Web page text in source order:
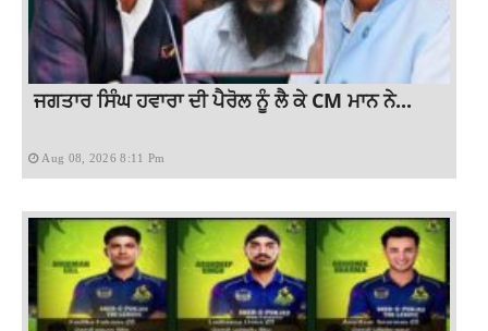
ਜਗਤਾਰ ਸਿੰਘ ਹਵਾਰਾ ਦੀ ਪੈਰੋਲ ਨੂੰ ਲੈ ਕੇ CM ਮਾਨ ਨੇ...
Aug 08, 2026 8:11 Pm